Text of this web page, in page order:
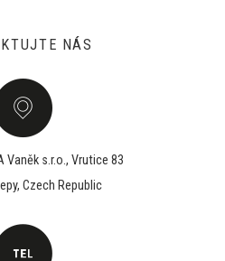
NÁS
Vaněk s.r.o., Vrutice 83
Czech Republic